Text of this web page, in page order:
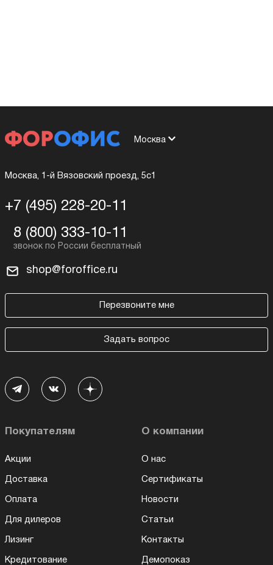
Москва
Москва, 1-й Вязовский проезд, 5с1
+7 (495) 228-20-11
8 (800) 333-10-11
shop@foroffice.ru
Перезвоните мне
Задать вопрос
Покупателям
Акции
Доставка
Оплата
Для дилеров
Лизинг
Кредитование
О компании
О нас
Сертификаты
Новости
Статьи
Контакты
Демопоказ